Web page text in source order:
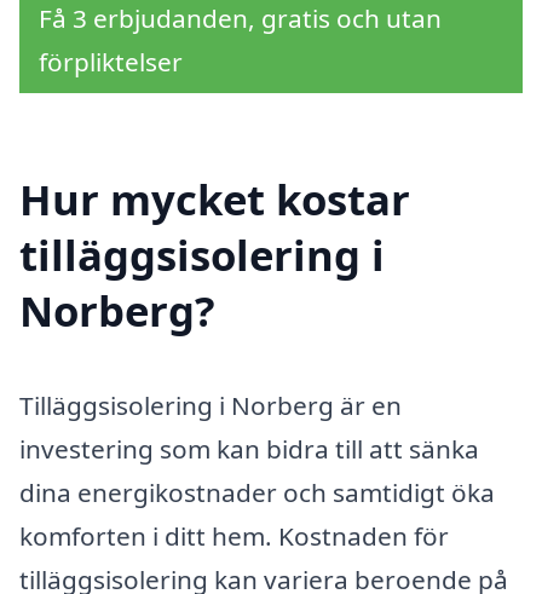
Få 3 erbjudanden, gratis och utan
förpliktelser
Hur mycket kostar
tilläggsisolering i
Norberg?
Tilläggsisolering i Norberg är en
investering som kan bidra till att sänka
dina energikostnader och samtidigt öka
komforten i ditt hem. Kostnaden för
tilläggsisolering kan variera beroende på